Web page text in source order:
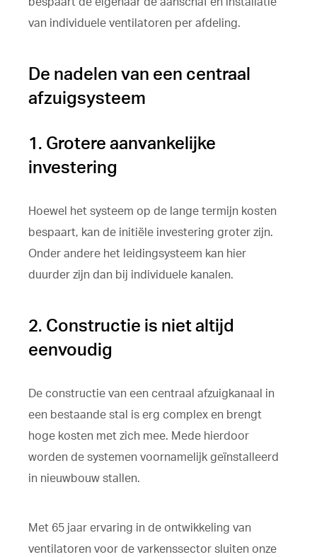
van individuele ventilatoren per afdeling.
De nadelen van een centraal
afzuigsysteem
1. Grotere aanvankelijke
investering
Hoewel het systeem op de lange termijn kosten
bespaart, kan de initiële investering groter zijn.
Onder andere het leidingsysteem kan hier
duurder zijn dan bij individuele kanalen.
2. Constructie is niet altijd
eenvoudig
De constructie van een centraal afzuigkanaal in
een bestaande stal is erg complex en brengt
hoge kosten met zich mee. Mede hierdoor
worden de systemen voornamelijk geïnstalleerd
in nieuwbouw stallen.
Met 65 jaar ervaring in de ontwikkeling van
ventilatoren voor de varkenssector sluiten onze